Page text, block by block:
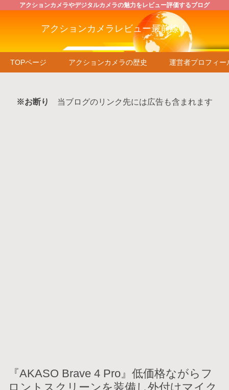
アクションカメラやデジタルカメラの魅力をレビュー評価するブログ
アクションカメラレビュー最前線！
TOPページ アクションカメラの歴史 運営者プロフィー
※お断り 当ブログのリンク先には広告も含まれます
『AKASO Brave 4 Pro』低価格ながらフ
ロントスクリーンを装備し外付けマイク